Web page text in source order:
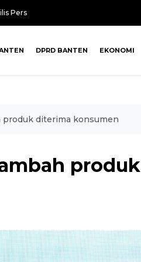
Pers
DPRD BANTEN EKONOMI
diterima konsumen
produk